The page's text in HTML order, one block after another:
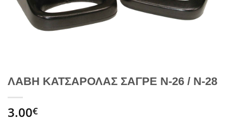
ΛΑΒΗ ΚΑΤΣΑΡΟΛΑΣ ΣΑΓΡΕ Ν-26 / N-28
3.00€